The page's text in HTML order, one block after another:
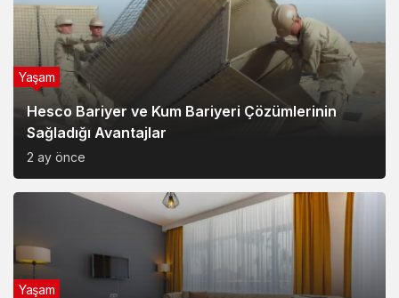
Hesco Bariyer ve Kum Bariyeri Çözümlerinin
Sağladığı Avantajlar
2 ay önce
Yaşam
Yaşam